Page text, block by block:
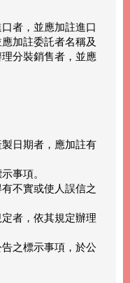
者，並應加註進口
加註委託者名稱及
分裝銷售者，並應
日期者，應加註有
事項。
不實或使人誤信之
者，依其規定辦理
之標示事項，於公